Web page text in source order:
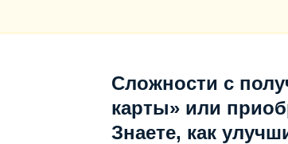
Сложности с
карты» или
Знаете, как